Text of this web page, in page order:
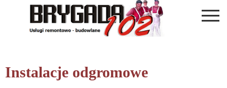
Instalacje odgromowe